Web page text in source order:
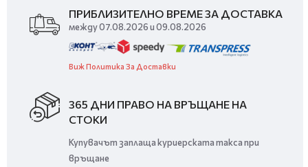
ПРИБЛИЗИТЕЛНО ВРЕМЕ ЗА ДОСТАВКА
между 07.08.2026 и 09.08.2026
Виж Политика За Доставки
365 ДНИ ПРАВО НА ВРЪЩАНЕ НА
СТОКИ
Купувачът заплаща куриерската такса при
връщане